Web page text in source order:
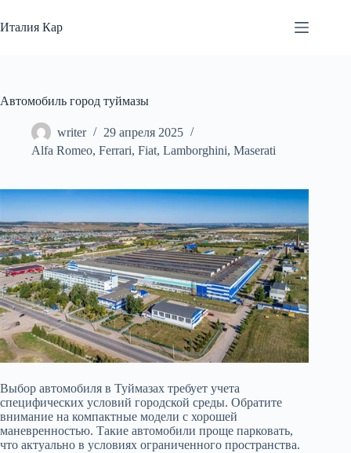
к
сути
Италия Кар
Автомобиль город туймазы
writer
29 апреля 2025
Alfa Romeo, Ferrari, Fiat, Lamborghini, Maserati
Выбор автомобиля в Туймазах требует учета
специфических условий городской среды. Обратите
внимание на компактные модели с хорошей
маневренностью. Такие автомобили проще парковать,
что актуально в условиях ограниченного пространства.